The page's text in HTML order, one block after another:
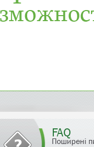
FAQ
Поширені